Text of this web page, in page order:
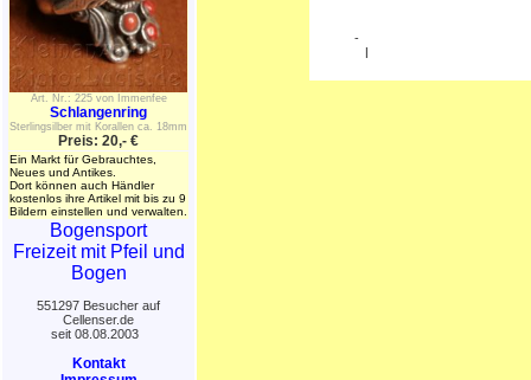
Art. Nr.: 225 von Immenfee
Schlangenring
Sterlingsilber mit Korallen ca. 18mm
Preis: 20,- €
Ein Markt für Gebrauchtes,
Neues und Antikes.
Dort können auch Händler
kostenlos ihre Artikel mit bis zu 9
Bildern einstellen und verwalten.
Bogensport
Freizeit mit Pfeil und
Bogen
551297 Besucher auf
Cellenser.de
seit 08.08.2003
Kontakt
-
|